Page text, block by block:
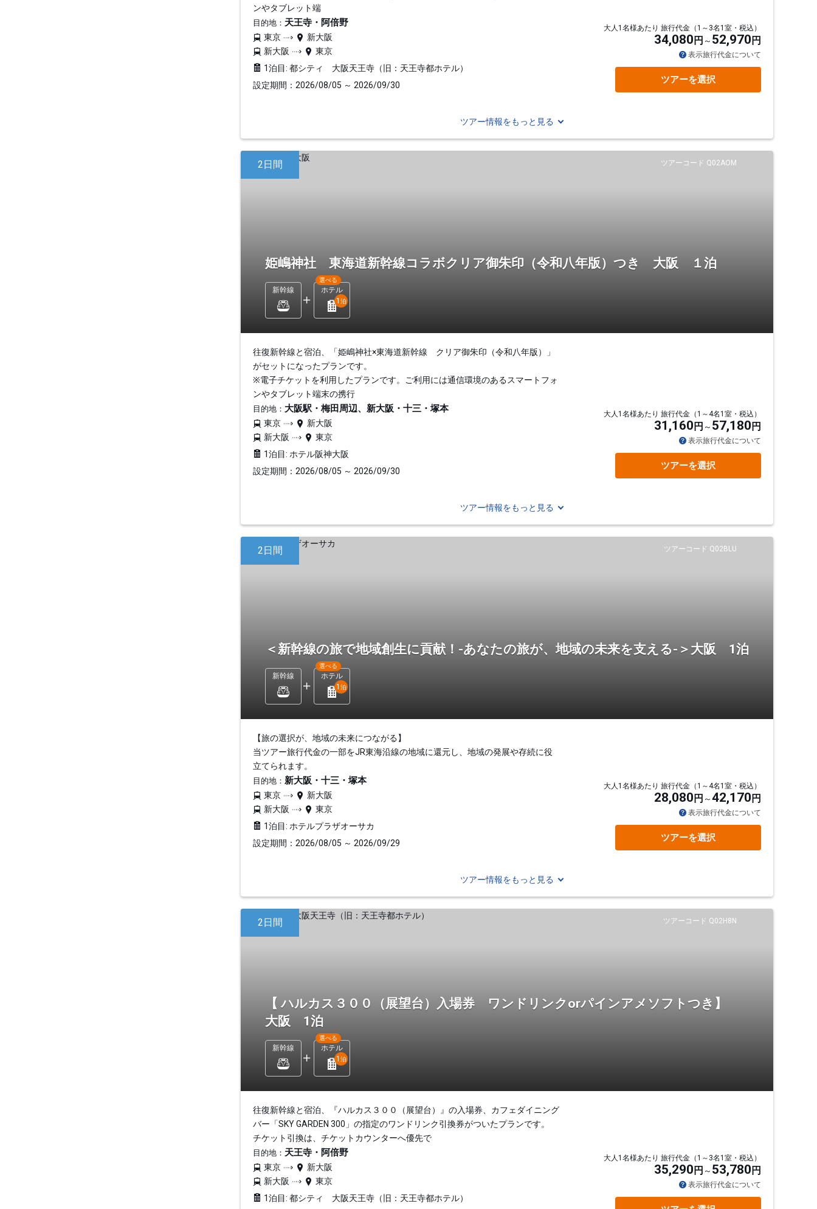
ンやタブレット端
目的地： 天王寺・阿倍野
東京
新大阪
新大阪
東京
1泊目: 都シティ 大阪天王寺（旧：天王寺都ホテル）
設定期間：2026/08/05 ～ 2026/09/30
大人1名様あたり 旅行代金（1～3名1室・税込）
34,080 円 52,970 円
表示旅行代金について
ツアーを選択
ツアー情報をもっと見る
ツアーコード Q02AOM
2日間
姫嶋神社 東海道新幹線コラボクリア御朱印（令和八年版）つき 大阪 １泊
新幹線 ホテル
選べる
1 泊
往復新幹線と宿泊、「姫嶋神社×東海道新幹線 クリア御朱印（令和八年版）」
がセットになったプランです。
※電子チケットを利用したプランです。ご利用には通信環境のあるスマートフォ
ンやタブレット端末の携行
目的地： 大阪駅・梅田周辺、新大阪・十三・塚本
東京
新大阪
新大阪
東京
1泊目: ホテル阪神大阪
設定期間：2026/08/05 ～ 2026/09/30
大人1名様あたり 旅行代金（1～4名1室・税込）
31,160 円 57,180 円
表示旅行代金について
ツアーを選択
ツアー情報をもっと見る
ツアーコード Q02BLU
2日間
＜新幹線の旅で地域創生に貢献！-あなたの旅が、地域の未来を支える-＞大阪 1泊
新幹線 ホテル
選べる
1 泊
【旅の選択が、地域の未来につながる】
当ツアー旅行代金の一部をJR東海沿線の地域に還元し、地域の発展や存続に役
立てられます。
目的地： 新大阪・十三・塚本
東京
新大阪
新大阪
東京
1泊目: ホテルプラザオーサカ
設定期間：2026/08/05 ～ 2026/09/29
大人1名様あたり 旅行代金（1～4名1室・税込）
28,080 円 42,170 円
表示旅行代金について
ツアーを選択
ツアー情報をもっと見る
ツアーコード Q02H8N
2日間
【 ハルカス３００（展望台）入場券 ワンドリンクorパインアメソフトつき】
大阪 1泊
新幹線 ホテル
選べる
1 泊
往復新幹線と宿泊、『ハルカス３００（展望台）』の入場券、カフェダイニング
バー「SKY GARDEN 300」の指定のワンドリンク引換券がついたプランです。
チケット引換は、チケットカウンターへ優先で
目的地： 天王寺・阿倍野
東京
新大阪
新大阪
東京
1泊目: 都シティ 大阪天王寺（旧：天王寺都ホテル）
大人1名様あたり 旅行代金（1～3名1室・税込）
35,290 円 53,780 円
表示旅行代金について